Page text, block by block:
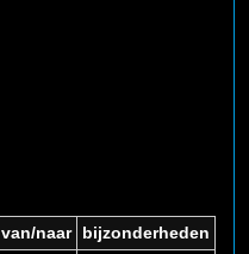
van/naar
bijzonderheden